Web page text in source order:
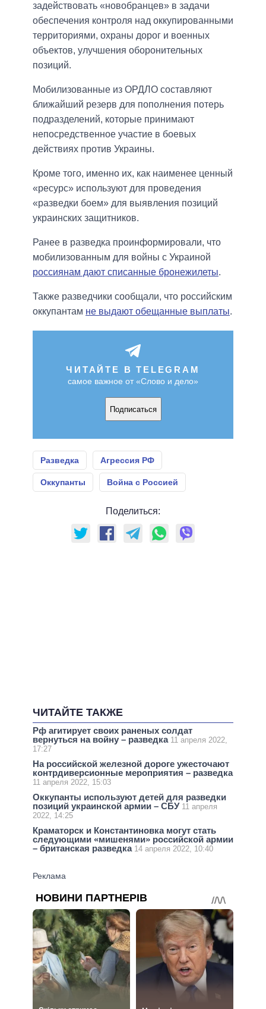
задействовать «новобранцев» в задачи
обеспечения контроля над оккупированными
территориями, охраны дорог и военных
объектов, улучшения оборонительных
позиций.
Мобилизованные из ОРДЛО составляют
ближайший резерв для пополнения потерь
подразделений, которые принимают
непосредственное участие в боевых
действиях против Украины.
Кроме того, именно их, как наименее ценный
«ресурс» используют для проведения
«разведки боем» для выявления позиций
украинских защитников.
Ранее в разведка проинформировали, что
мобилизованным для войны с Украиной
россиянам дают списанные бронежилеты.
Также разведчики сообщали, что российским
оккупантам не выдают обещанные выплаты.
ЧИТАЙТЕ В TELEGRAM
самое важное от «Слово и дело»
Подписаться
Разведка Агрессия РФ
Оккупанты Война с Россией
Поделиться:
ЧИТАЙТЕ ТАКЖЕ
Рф агитирует своих раненых солдат
вернуться на войну – разведка 11 апреля 2022,
17:27
На российской железной дороге ужесточают
контрдиверсионные мероприятия – разведка
11 апреля 2022, 15:03
Оккупанты используют детей для разведки
позиций украинской армии – СБУ 11 апреля
2022, 14:25
Краматорск и Константиновка могут стать
следующими «мишенями» российской армии
– британская разведка 14 апреля 2022, 10:40